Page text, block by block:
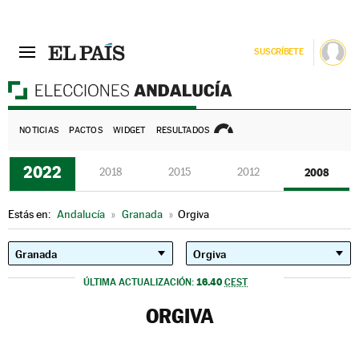
SUSCRÍBETE
NOTICIAS PACTOS WIDGET RESULTADOS
2022 2018 2015 2012 2008
Estás en: Andalucía » Granada » Orgiva
ÚLTIMA ACTUALIZACIÓN: 16.40 CEST
ORGIVA